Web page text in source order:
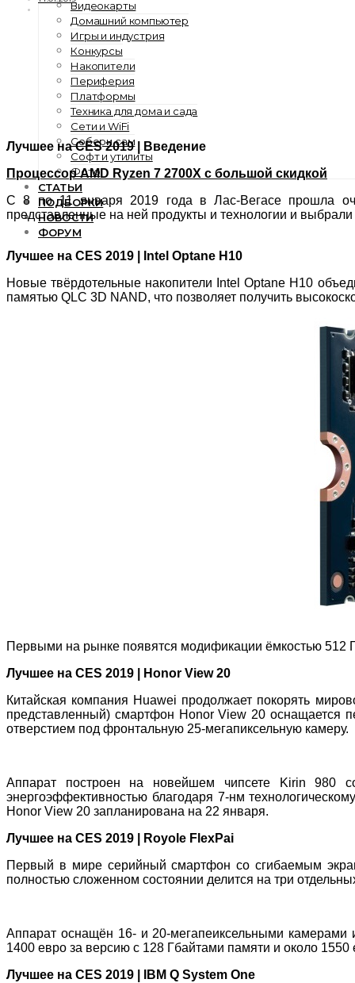
Видеокарты
Домашний компьютер
Игры и индустрия
Конкурсы
Накопители
Периферия
Платформы
Техника для дома и сада
Сети и WiFi
Собери сам
Софт и утилиты
Фото
СТАТЬИ
ПОДБОРКИ
НОВОСТИ
ФОРУМ
Лучшее на CES 2019 | Введение
Процессор AMD Ryzen 7 2700X с большой скидкой
C 8 по 11 января 2019 года в Лас-Вегасе прошла
представленные на ней продукты и технологии и
Лучшее на CES 2019 | Intel Optane H10
Новые твёрдотельные накопители Intel Optane H10
памятью QLC 3D NAND, что позволяет получить
Первыми на рынке появятся модификации ёмкостью 512
Лучшее на CES 2019 | Honor View 20
Китайская компания Huawei продолжает покорять
представленный) смартфон Honor View 20
отверстием под фронтальную 25-мегапиксельную камеру.
Аппарат построен на новейшем чипсете Kirin 980
энергоэффективностью благодаря 7-нм
Honor View 20 запланирована на 22 января.
Лучшее на CES 2019 | Royole FlexPai
Первый в мире серийный смартфон со сгибаемым
полностью сложенном состоянии делится на три
Аппарат оснащён 16- и 20-мегапеиксельными камерами
1400 евро за версию с 128 Гбайтами памяти и около
Лучшее на CES 2019 | IBM Q System One